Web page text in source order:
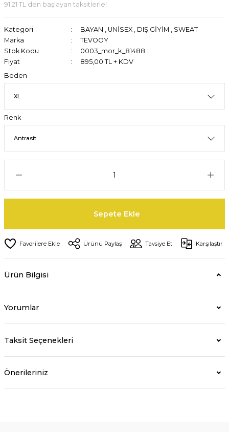
91,21 TL den başlayan taksitlerle!
Kategori BAYAN , UNİSEX , DIŞ GİYİM , SWEAT
Marka
TEVOOY
Stok Kodu
0003_mor_k_81488
Fiyat
895,00 TL + KDV
Beden
Renk
Sepete Ekle
Ürünü Paylaş Tavsiye Et Karşılaştır
Ürün Bilgisi
Yorumlar
Taksit Seçenekleri
Önerileriniz